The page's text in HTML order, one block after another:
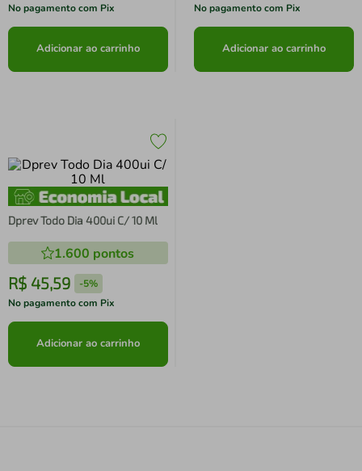
No pagamento com Pix
Adicionar ao carrinho
No pagamento com Pix
Adicionar ao carrinho
Dprev Todo Dia 400ui C/ 10 Ml
1.600 pontos
R$ 45,59 -5%
No pagamento com Pix
Adicionar ao carrinho